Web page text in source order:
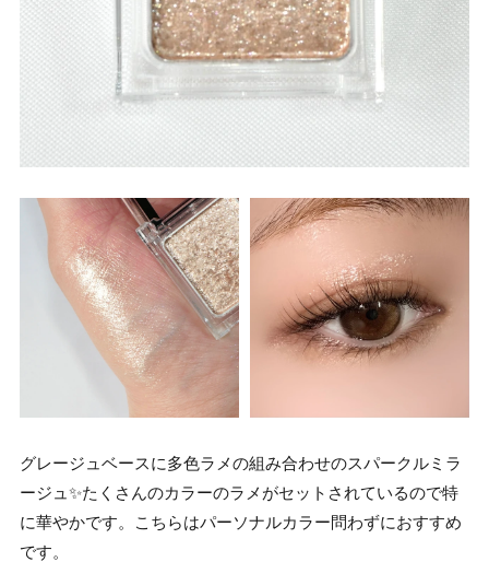
グレージュベースに多色ラメの組み合わせのスパークルミラ
ージュ✨たくさんのカラーのラメがセットされているので特
に華やかです。こちらはパーソナルカラー問わずにおすすめ
です。